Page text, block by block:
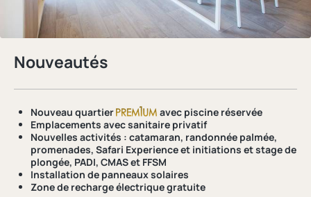
Nouveautés
Nouveau quartier
avec piscine réservée
Emplacements avecsanitaire privatif
Nouvelles activités : catamaran, randonnée palmée,
promenades, Safari Experience et initiations et stage de
plongée, PADI, CMAS et FFSM
Installation de panneaux solaires
Zone de recharge électrique gratuite